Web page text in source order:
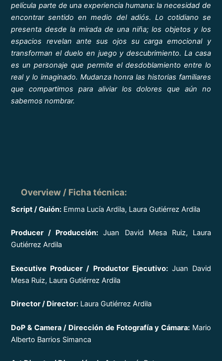
película parte de una experiencia humana: la necesidad de
encontrar sentido en medio del adiós. Lo cotidiano se
presenta desde la mirada de una niña; los objetos y los
espacios revelan ante sus ojos su carga emocional y
transforman el duelo en juego y descubrimiento. La casa
es un personaje que permite el desdoblamiento entre lo
real y lo imaginado. Mudanza honra las historias familiares
que compartimos para aliviar los dolores que aún no
sabemos nombrar.
Overview / Ficha técnica:
Script / Guión: Emma Lucía Ardila, Laura Gutiérrez Ardila
Producer / Producción: Juan David Mesa Ruiz, Laura
Gutiérrez Ardila
Executive Producer / Productor Ejecutivo:Juan David
Mesa Ruiz, Laura Gutiérrez Ardila
Director / Director: Laura Gutiérrez Ardila
DoP & Camera / Dirección de Fotografía y Cámara:Mario
Alberto Barrios Simanca